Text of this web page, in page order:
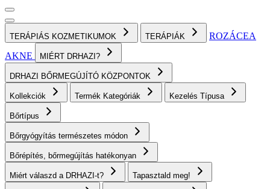
TERÁPIÁS KOZMETIKUMOK TERÁPIÁK
ROZÁCEA
AKNE
MIÉRT DRHAZI?
DRHAZI BŐRMEGÚJÍTÓ KÖZPONTOK
Kollekciók Termék Kategóriák Kezelés Típusa
Bőrtípus
Bőrgyógyítás természetes módon
Bőrépítés, bőrmegújítás hatékonyan
Miért válaszd a DRHAZI-t? Tapasztald meg!